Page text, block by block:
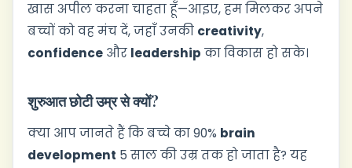
खास अपील करना चाहता हूँ—आइए, हम मिलकर अपने
बच्चों को वह मंच दें, जहाँ उनकी creativity,
confidence और leadership का विकास हो सके।
शुरुआत छोटी उम्र से क्यों?
क्या आप जानते हैं कि बच्चे का 90% brain
development 5 साल की उम्र तक हो जाता है? यह